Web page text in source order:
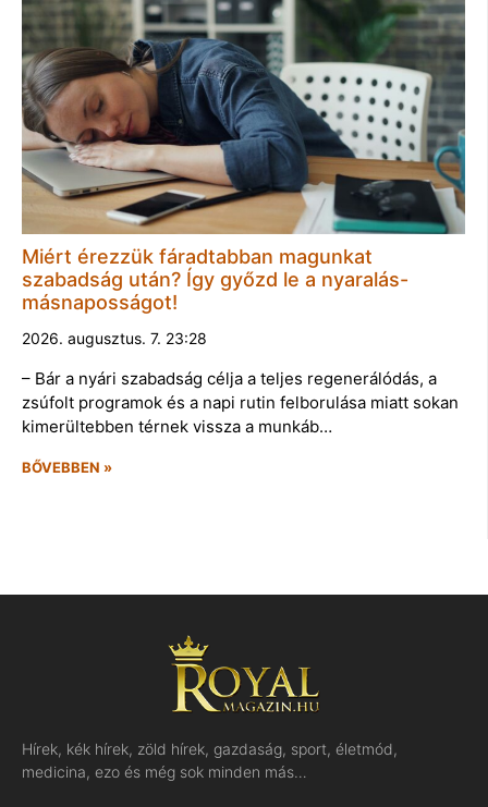
Miért érezzük fáradtabban magunkat
szabadság után? Így győzd le a nyaralás-
másnaposságot!
2026. augusztus. 7. 23:28
– Bár a nyári szabadság célja a teljes regenerálódás, a
zsúfolt programok és a napi rutin felborulása miatt sokan
kimerültebben térnek vissza a munkáb…
BŐVEBBEN »
Hírek, kék hírek, zöld hírek, gazdaság, sport, életmód,
medicina, ezo és még sok minden más…